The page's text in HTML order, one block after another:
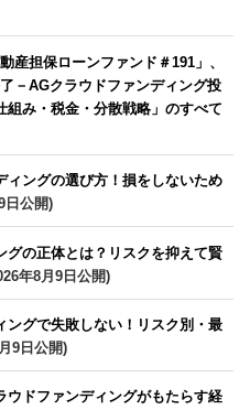
産担保ローンファンド＃191」、
－AGクラウドファンディング投
組み・税金・分散戦略」のすべて
ィングの選び方！損をしないため
日公開)
グの正体とは？リスクを抑えて賢
年8月9日公開)
ングで失敗しない！リスク別・最
9日公開)
ウドファンディングがもたらす経